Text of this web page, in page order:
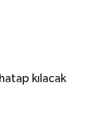
kılacak